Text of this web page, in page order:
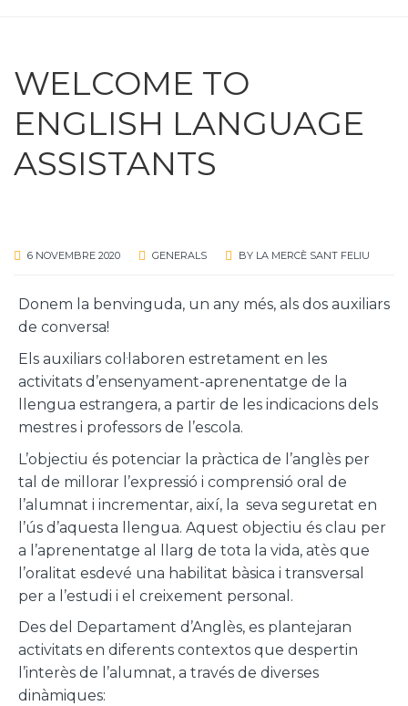
WELCOME TO
ENGLISH LANGUAGE
ASSISTANTS
6 NOVEMBRE 2020 GENERALS BY LA MERCÈ SANT FELIU
Donem la benvinguda, un any més, als dos auxiliars
de conversa!
Els auxiliars col·laboren estretament en les
activitats d’ensenyament-aprenentatge de la
llengua estrangera, a partir de les indicacions dels
mestres i professors de l’escola.
L’objectiu és potenciar la pràctica de l’anglès per
tal de millorar l’expressió i comprensió oral de
l’alumnat i incrementar, així, la seva seguretat en
l’ús d’aquesta llengua. Aquest objectiu és clau per
a l’aprenentatge al llarg de tota la vida, atès que
l’oralitat esdevé una habilitat bàsica i transversal
per a l’estudi i el creixement personal.
Des del Departament d’Anglès, es plantejaran
activitats en diferents contextos que despertin
l’interès de l’alumnat, a través de diverses
dinàmiques: